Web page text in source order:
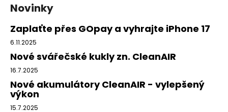
Novinky
Zaplaťte přes GOpay a vyhrajte iPhone 17
6.11.2025
Nové svářečské kukly zn. CleanAIR
16.7.2025
Nové akumulátory CleanAIR - vylepšený
výkon
15.7.2025